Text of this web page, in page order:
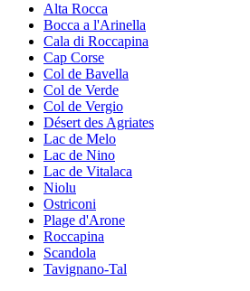
Alta Rocca
Bocca a l'Arinella
Cala di Roccapina
Cap Corse
Col de Bavella
Col de Verde
Col de Vergio
Désert des Agriates
Lac de Melo
Lac de Nino
Lac de Vitalaca
Niolu
Ostriconi
Plage d'Arone
Roccapina
Scandola
Tavignano-Tal